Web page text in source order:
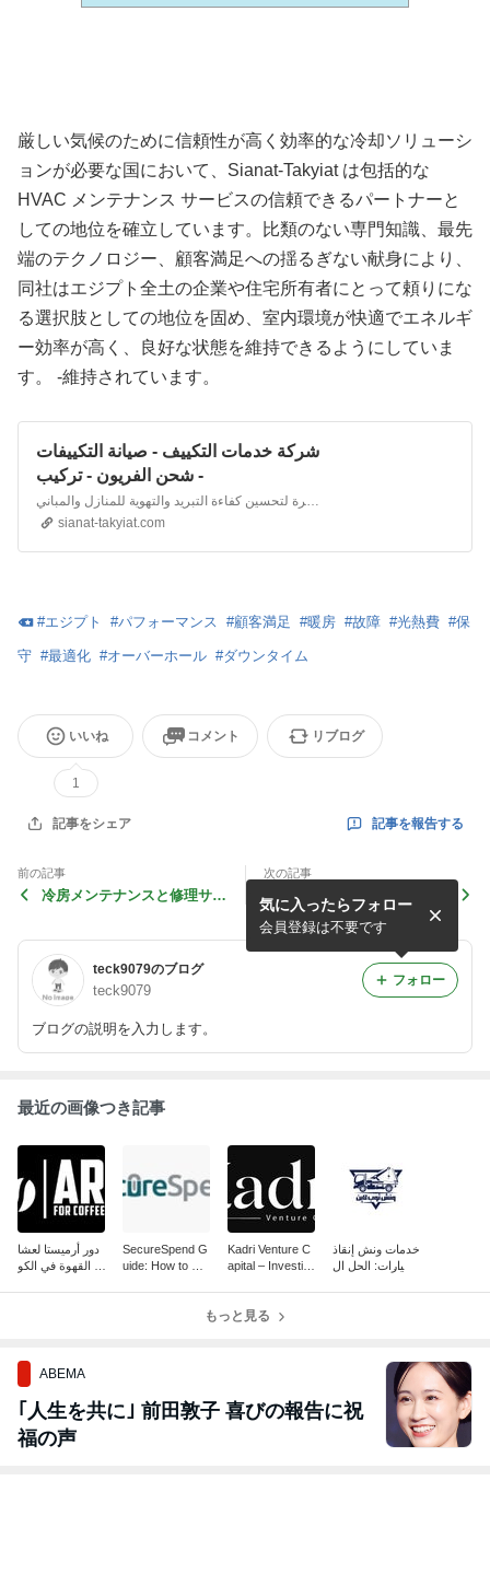
厳しい気候のために信頼性が高く効率的な冷却ソリューシ
ョンが必要な国において、Sianat-Takyiat は包括的な
HVAC メンテナンス サービスの信頼できるパートナーと
しての地位を確立しています。比類のない専門知識、最先
端のテクノロジー、顧客満足への揺るぎない献身により、
同社はエジプト全土の企業や住宅所有者にとって頼りにな
る選択肢としての地位を固め、室内環境が快適でエネルギ
ー効率が高く、良好な状態を維持できるようにしていま
す。 -維持されています。
شركة خدمات التكييف - صيانة التكييفات
- شحن الفريون - تركيب
شركة صيانة التكييف متخصصة في تركيب وصيانة أنظمة التكييف بأعلى معايير الجودة. توفر الشركة حلولاً متكاملة ومبتكرة لتحسين كفاءة التبريد والتهوية للمنازل والمباني.
sianat-takyiat.com
#エジプト #パフォーマンス #顧客満足 #暖房 #故障 #光熱費 #保
守 #最適化 #オーバーホール #ダウンタイム
いいね
1
コメント リブログ
記事をシェア 記事を報告する
前の記事
冷房メンテナンスと修理サー
次の記事
Discover the Best Gold Det
ectors at BRDetectors
teck9079のブログ
teck9079
ブログの説明を入力します。
気に入ったらフォロー
会員登録は不要です
フォロー
最近の画像つき記事
دور أرميستا لعشا
ق القهوة في الكو
SecureSpend G
uide: How to Ch
Kadri Venture C
apital – Investin
خدمات ونش إنقاذ
السيارات: الحل ال
もっと見る
ABEMA
｢人生を共に｣ 前田敦子 喜びの報告に祝
福の声